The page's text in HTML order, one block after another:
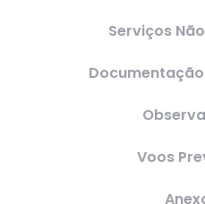
Serviços
Voos